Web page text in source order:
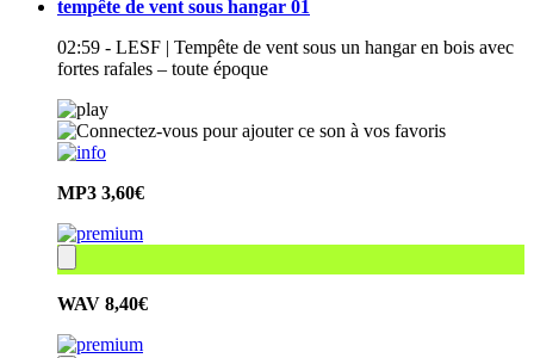
tempête de vent sous hangar 01
02:59 - LESF | Tempête de vent sous un hangar en bois avec
fortes rafales – toute époque
MP3 3,60€
WAV 8,40€